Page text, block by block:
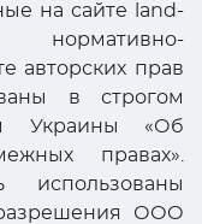
на сайте land-
нормативно-
авторских прав
в строгом
Украины «Об
правах».
ООО